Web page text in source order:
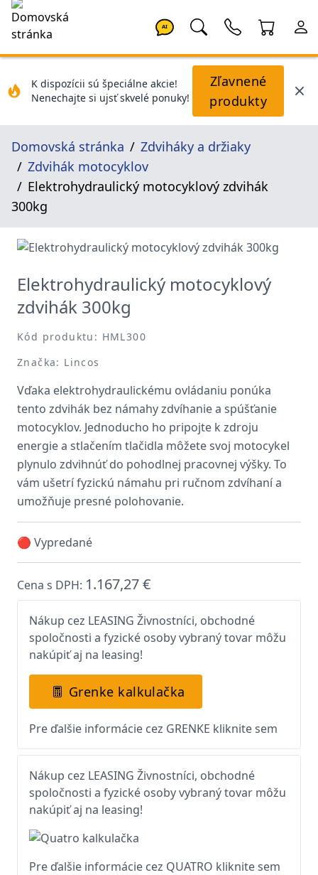
AI
K dispozícii sú špeciálne akcie!
Nenechajte si ujsť skvelé ponuky!
Zľavnené
produkty
Domovská stránka
Zdviháky a držiaky
Zdvihák motocyklov
Elektrohydraulický motocyklový zdvihák
300kg
Elektrohydraulický motocyklový
zdvihák 300kg
Kód produktu: HML300
Značka: Lincos
Vďaka elektrohydraulickému ovládaniu ponúka
tento zdvihák bez námahy zdvíhanie a spúšťanie
motocyklov. Jednoducho ho pripojte k zdroju
energie a stlačením tlačidla môžete svoj motocykel
plynulo zdvihnúť do pohodlnej pracovnej výšky. To
vám ušetrí fyzickú námahu pri ručnom zdvíhaní a
umožňuje presné polohovanie.
🔴 Vypredané
Cena s DPH: 1.167,27 €
Nákup cez LEASING Živnostníci, obchodné
spoločnosti a fyzické osoby vybraný tovar môžu
nakúpiť aj na leasing!
Grenke kalkulačka
Pre ďalšie informácie cez GRENKE kliknite sem
Nákup cez LEASING Živnostníci, obchodné
spoločnosti a fyzické osoby vybraný tovar môžu
nakúpiť aj na leasing!
Pre ďalšie informácie cez QUATRO kliknite sem